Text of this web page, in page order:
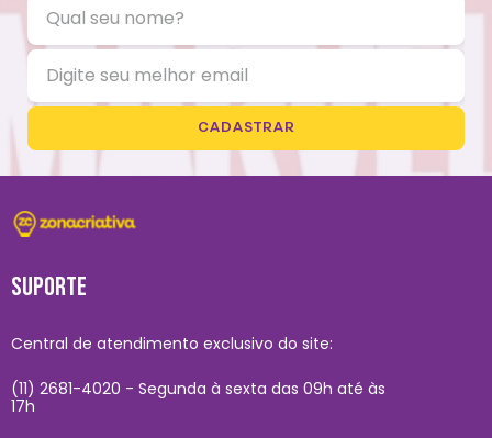
CADASTRAR
SUPORTE
Central de atendimento exclusivo do site:
(11) 2681-4020 - Segunda à sexta das 09h até às
17h